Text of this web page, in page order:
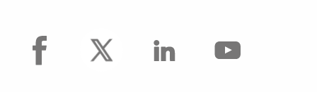
facebook